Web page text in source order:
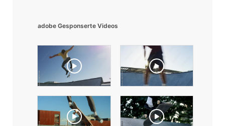
adobe Gesponserte Videos